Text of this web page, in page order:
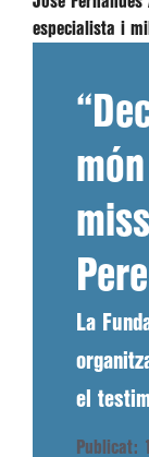
especialista i
La
el
Publicat: